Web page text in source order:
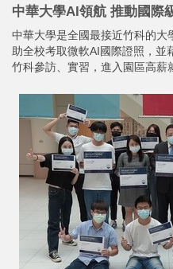
中華大學AI領航 推動國際
中華大學是全國最接近竹科的
助全校考取微軟AI國際證照，並
竹科參訪、實習，進入園區高薪